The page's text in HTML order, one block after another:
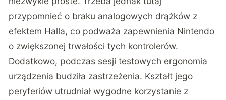
przypomnieć o braku analogowych drążków z
efektem Halla, co podważa zapewnienia Nintendo
o zwiększonej trwałości tych kontrolerów.
Dodatkowo, podczas sesji testowych ergonomia
urządzenia budziła zastrzeżenia. Kształt jego
peryferiów utrudniał wygodne korzystanie z